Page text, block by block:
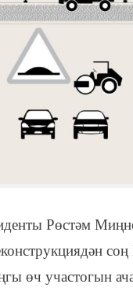
Рөстәм
өч участогын